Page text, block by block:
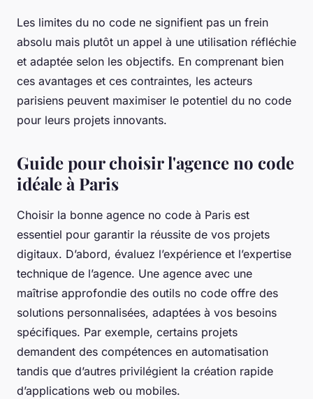
Les limites du no code ne signifient pas un frein
absolu mais plutôt un appel à une utilisation réfléchie
et adaptée selon les objectifs. En comprenant bien
ces avantages et ces contraintes, les acteurs
parisiens peuvent maximiser le potentiel du no code
pour leurs projets innovants.
Guide pour choisir l'agence no code
idéale à Paris
Choisir la bonne agence no code à Paris est
essentiel pour garantir la réussite de vos projets
digitaux. D’abord, évaluez l’expérience et l’expertise
technique de l’agence. Une agence avec une
maîtrise approfondie des outils no code offre des
solutions personnalisées, adaptées à vos besoins
spécifiques. Par exemple, certains projets
demandent des compétences en automatisation
tandis que d’autres privilégient la création rapide
d’applications web ou mobiles.